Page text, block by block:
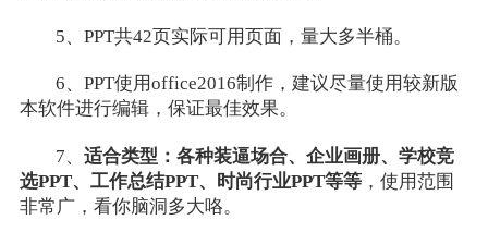
5、PPT共42页实际可用页面，量大多半桶。
6、PPT使用office2016制作，建议尽量使用较新版
本软件进行编辑，保证最佳效果。
7、适合类型：各种装逼场合、企业画册、学校竞
选PPT、工作总结PPT、时尚行业PPT等等，使用范围
非常广，看你脑洞多大咯。